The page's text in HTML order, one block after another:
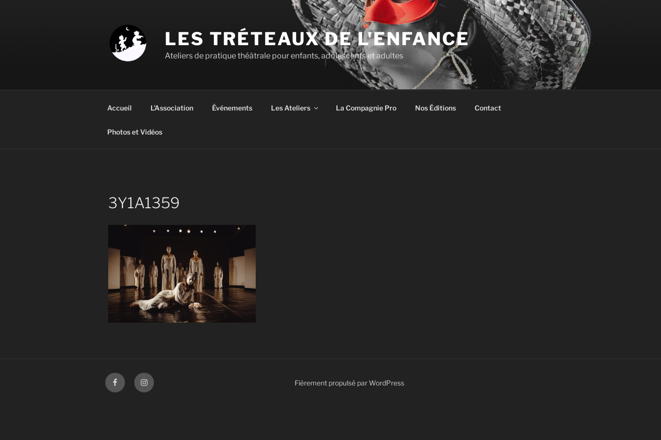
LES TRÉTEAUX DE L'ENFANCE
Ateliers de pratique théâtrale pour enfants, adolescents et adultes
Accueil L’Association Événements Les Ateliers La Compagnie Pro Nos Éditions Contact
Photos et Vidéos
3Y1A1359
FacebookInstagram Fièrement propulsé par WordPress